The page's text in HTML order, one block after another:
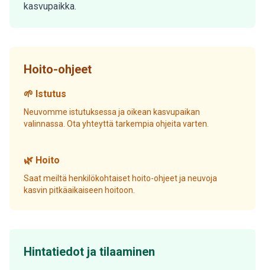
kasvupaikka.
Hoito-ohjeet
🌱 Istutus
Neuvomme istutuksessa ja oikean kasvupaikan
valinnassa. Ota yhteyttä tarkempia ohjeita varten.
🌿 Hoito
Saat meiltä henkilökohtaiset hoito-ohjeet ja neuvoja
kasvin pitkäaikaiseen hoitoon.
Hintatiedot ja tilaaminen